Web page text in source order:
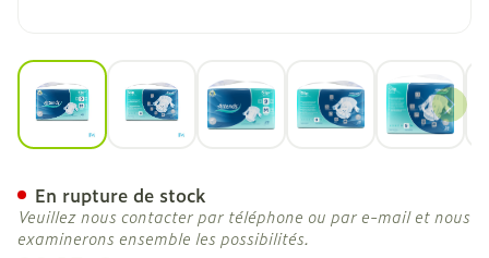
View larger imageView larger image
En rupture de stock
Veuillez nous contacter par téléphone ou par e-mail et nous
examinerons ensemble les possibilités.